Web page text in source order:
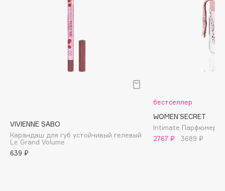
Boadicea The Victorious
Brunello Cucinelli
Bvlgari
by TERRY
VIVIENNE SABO
Карандаш для губ устойчивый гелевый
Le Grand Volume
639 ₽
бестселлер
WOMЕN’SECRET
Intimate
2767 ₽
3689 ₽